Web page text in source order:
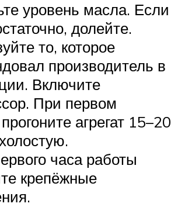
уровень масла. Если
долейте.
то, которое
производитель в
Включите
При первом
агрегат 15–20
часа работы
крепёжные